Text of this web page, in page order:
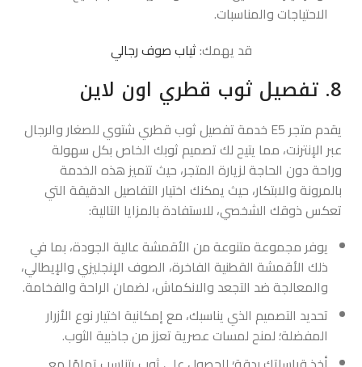
الاحتياجات والمناسبات.
قد يهمك:ثياب صوف رجالي
8. تفصيل ثوب قطري اون لاين
يقدم متجر E5 خدمة تفصيل ثوب قطري شتوي للصغار والرجال
عبر الإنترنت، مما يتيح لك تصميم ثوبك الخاص بكل سهولة
وراحة دون الحاجة لزيارة المتجر، حيث تتميز هذه الخدمة
بالمرونة والابتكار، حيث يمكنك اختيار التفاصيل الدقيقة التي
تعكس ذوقك الشخصي، للاستفادة بالمزايا التالية:
يوفر مجموعة متنوعة من الأقمشة عالية الجودة، بما في
ذلك الأقمشة القطنية الفاخرة، الصوف الإنجليزي والإيطالي،
والمعالجة ضد التجعد والانكماش، لضمان الراحة والفخامة.
تحديد التصميم الذي يناسبك، مع إمكانية اختيار نوع الأزرار
المفضلة؛ لمنح لمسات عصرية تعزز من جاذبية الثوب.